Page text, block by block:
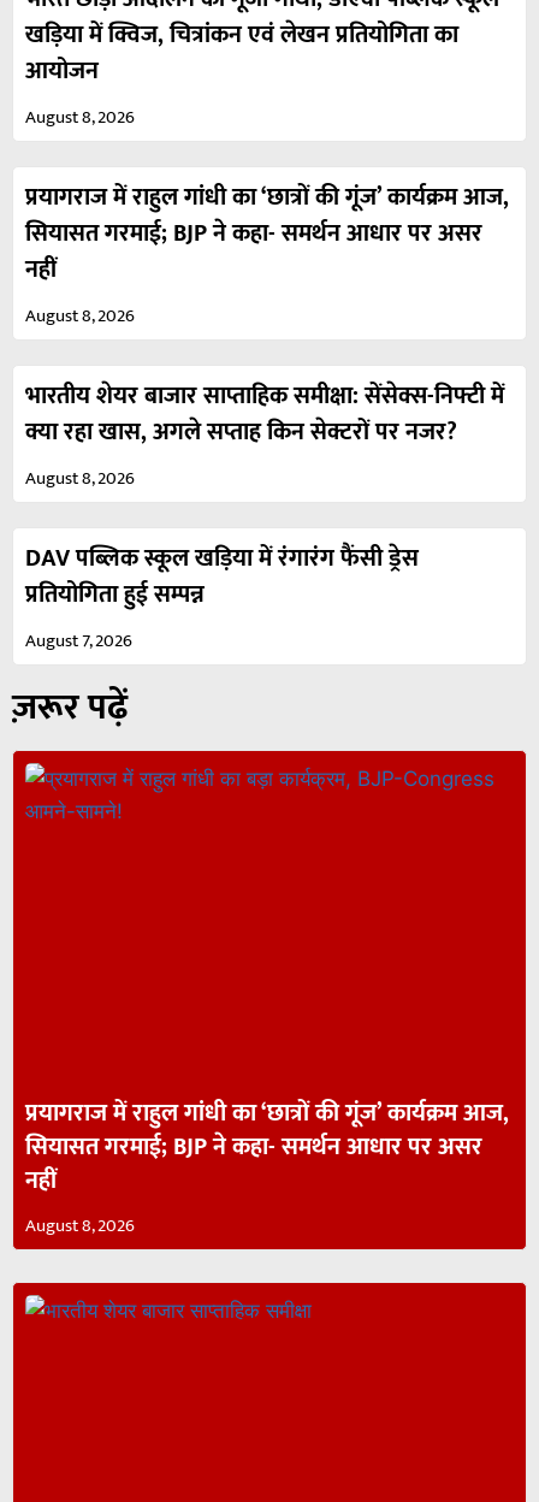
खड़िया में क्विज, चित्रांकन एवं लेखन प्रतियोगिता का
आयोजन
August 8, 2026
प्रयागराज में राहुल गांधी का ‘छात्रों की गूंज’ कार्यक्रम आज,
सियासत गरमाई; BJP ने कहा- समर्थन आधार पर असर
नहीं
August 8, 2026
भारतीय शेयर बाजार साप्ताहिक समीक्षा: सेंसेक्स-निफ्टी में
क्या रहा खास, अगले सप्ताह किन सेक्टरों पर नजर?
August 8, 2026
DAV पब्लिक स्कूल खड़िया में रंगारंग फैंसी ड्रेस
प्रतियोगिता हुई सम्पन्न
August 7, 2026
ज़रूर पढ़ें
प्रयागराज में राहुल गांधी का ‘छात्रों की गूंज’ कार्यक्रम आज,
सियासत गरमाई; BJP ने कहा- समर्थन आधार पर असर
नहीं
August 8, 2026